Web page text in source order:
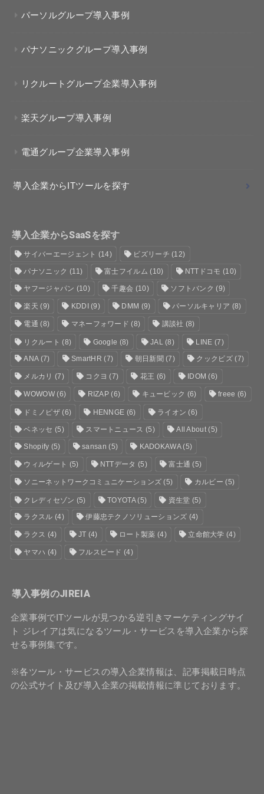
パーソルグループ導入事例
パナソニックグループ導入事例
リクルートグループ企業導入事例
楽天グループ導入事例
電通グループ企業導入事例
導入企業からITツールを探す
導入企業からSaaSを探す
サイバーエージェント (14) ビズリーチ (12)
パナソニック (11) 富士フイルム (10) NTTドコモ (10)
ヤフージャパン (10) 千趣会 (10) ソフトバンク (9)
楽天 (9) KDDI (9) DMM (9) パーソルキャリア (8)
電通 (8) マネーフォワード (8) 講談社 (8)
リクルート (8) Google (8) JAL (8) LINE (7)
ANA(7) SmartHR (7) 朝日新聞 (7) クックビズ(7)
メルカリ (7) コクヨ (7) 花王 (6) IDOM (6)
WOWOW(6) RIZAP (6) キュービック (6) freee (6)
ドミノピザ(6) HENNGE (6) ライオン (6)
ベネッセ (5) スマートニュース (5) All About(5)
Shopify (5) sansan (5) KADOKAWA(5)
ウィルゲート (5) NTTデータ (5) 富士通 (5)
ソニーネットワークコミュニケーションズ (5) カルビー (5)
クレディセゾン (5) TOYOTA(5) 資生堂 (5)
ラクスル (4) 伊藤忠テクノソリューションズ (4)
ラクス (4) JT (4) ロート製薬 (4) 立命館大学 (4)
ヤマハ (4) フルスピード (4)
導入事例のJIREIA
企業事例でITツールが見つかる逆引きマーケティングサイ
ト ジレイアは気になるツール・サービスを導入企業から探
せる事例集です。
※各ツール・サービスの導入企業情報は、記事掲載日時点
の公式サイト及び導入企業の掲載情報に準じております。